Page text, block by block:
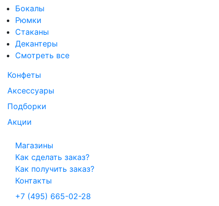
Бокалы
Рюмки
Стаканы
Декантеры
Смотреть все
Конфеты
Аксессуары
Подборки
Акции
Магазины
Как сделать заказ?
Как получить заказ?
Контакты
+7 (495) 665-02-28